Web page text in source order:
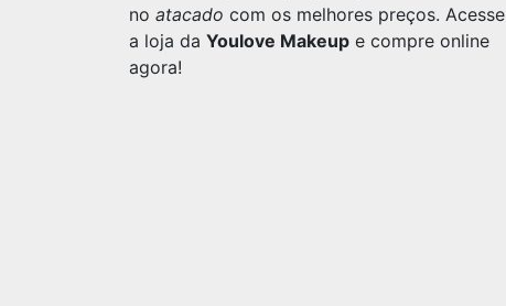
no atacado com os melhores preços. Acesse
a loja da Youlove Makeup e compre online
agora!